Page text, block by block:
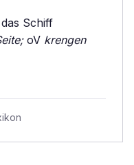
das Schiff
oV krengen